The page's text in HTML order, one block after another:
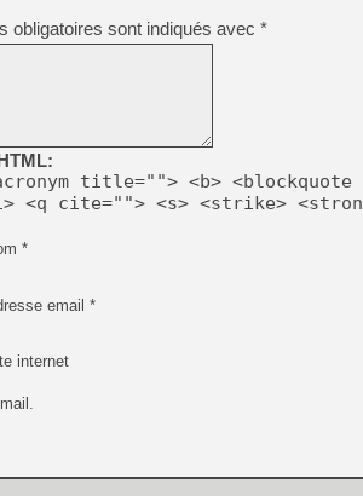
[GK] Beast of
[GK] Ubisoft : fin de partie
[GK] Mémoire cash -
[GK] Dan Houser (GTA)
[GK] Comment EA Sports
[GK] Crimson Moon : un
[GK] Isle of Reveries : le
[GK] Moonlighter 2 : The
[GK] Capcom relance
[Mo5] Deux inédits du
obligatoires sont indiqués avec *
title=""> <b> <blockquote
<q cite=""> <s> <strike>
*
email *
internet